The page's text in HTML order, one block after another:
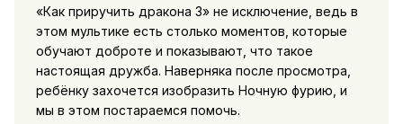
«Как приручить дракона 3» не исключение, ведь в
этом мультике есть столько моментов, которые
обучают доброте и показывают, что такое
настоящая дружба. Наверняка после просмотра,
ребёнку захочется изобразить Ночную фурию, и
мы в этом постараемся помочь.